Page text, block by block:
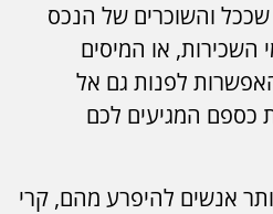
בכדי שככל והשוכרים של הנכס
או המיסים
לפנות גם אל
כספם המגיעים לכם
אנשים להיפרע מהם, קרי